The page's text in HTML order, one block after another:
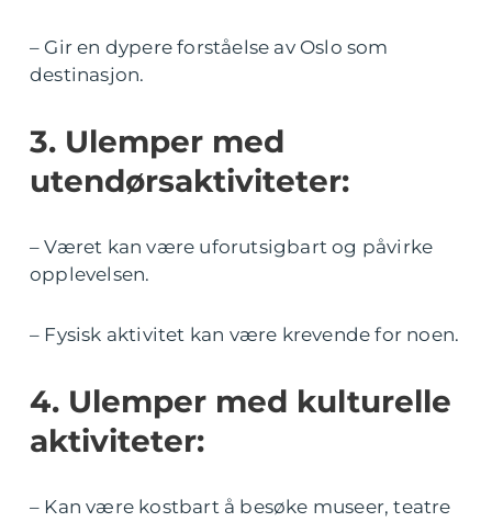
– Gir en dypere forståelse av Oslo som
destinasjon.
3. Ulemper med
utendørsaktiviteter:
– Været kan være uforutsigbart og påvirke
opplevelsen.
– Fysisk aktivitet kan være krevende for noen.
4. Ulemper med kulturelle
aktiviteter:
– Kan være kostbart å besøke museer, teatre